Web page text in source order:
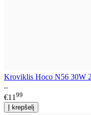
Kroviklis Hoco N56 30W
..
€11 99